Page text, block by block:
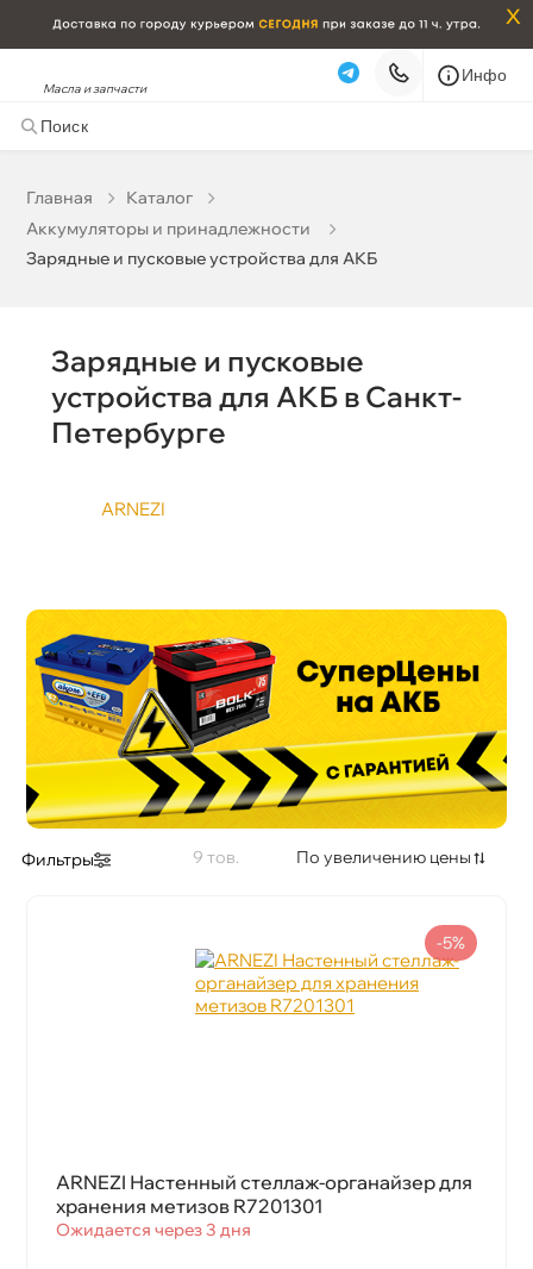
x
Масла и запчасти
Инфо
Главная
Катало
Аккумуляторы и принадлежности
Зарядные и пусковые устройства для АКБ
Наличие в магазинах
Зарядные и пусковые
устройства для АКБ в Санкт-
Петербурге
ARNEZI
Фильтры 9 По увеличению цены
ARNEZI Настенный стеллаж-органайзер для
хранения метизов R7201301
Ожидается через 3 дня
-5%
Бесплатная Завтра, 08.08 (при заказе от 2000₽)
Карта Список